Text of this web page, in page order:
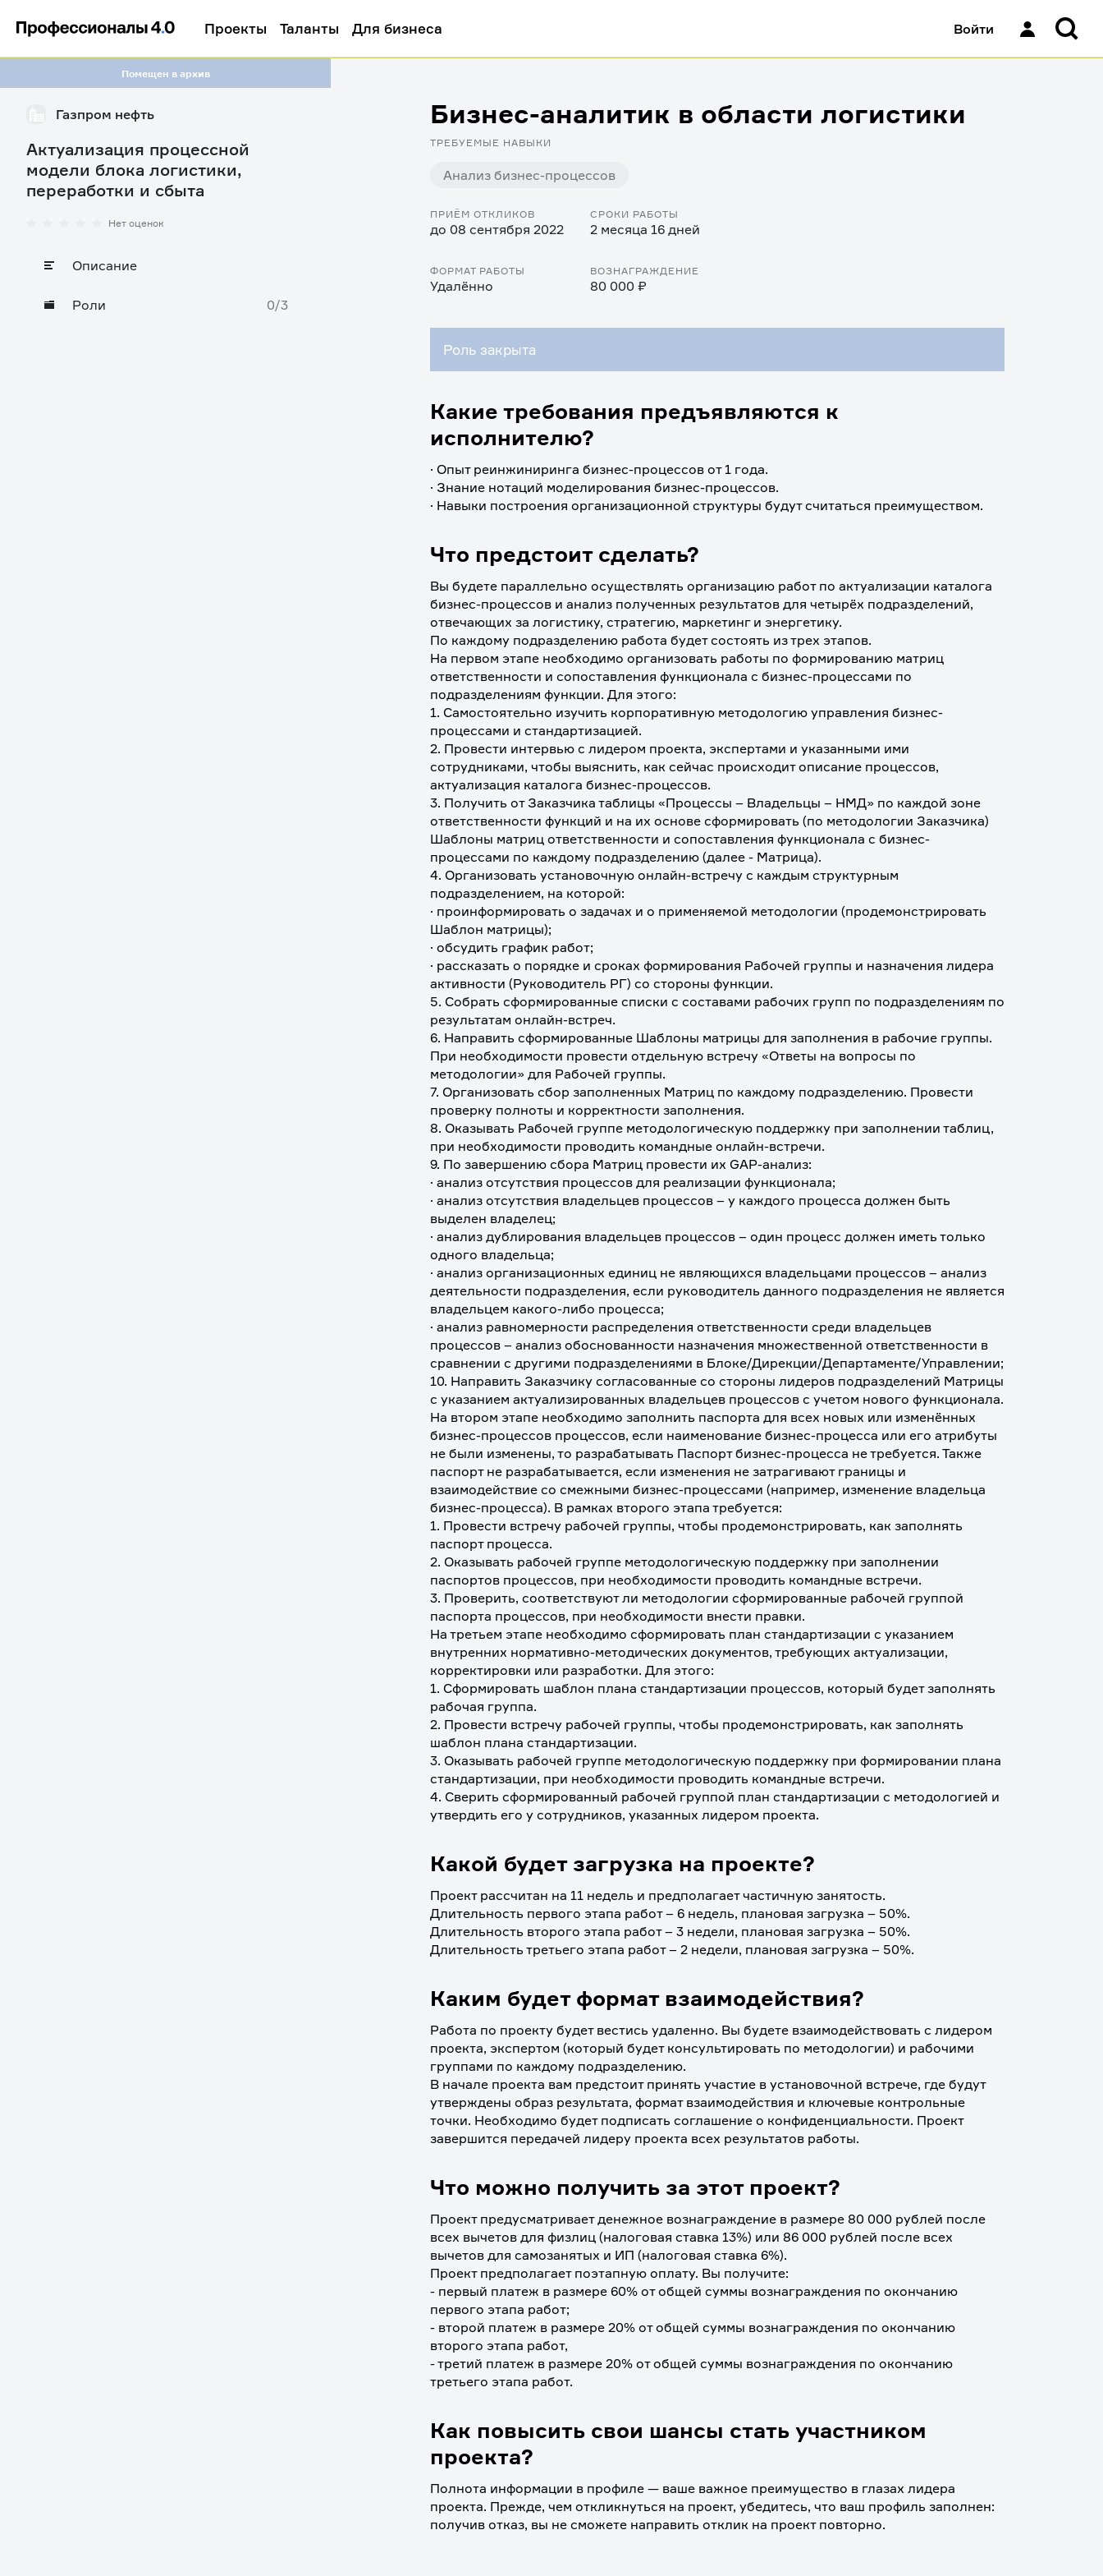
Проекты Таланты Для бизнеса Войти
Помещен в архив
Газпром нефть
Актуализация процессной
модели блока логистики,
переработки и сбыта
Нет оценок
Описание
Роли 0/3
Бизнес-аналитик в области логистики
ТРЕБУЕМЫЕ НАВЫКИ
Анализ бизнес-процессов
ПРИЁМ ОТКЛИКОВ
до 08 сентября 2022
СРОКИ РАБОТЫ
2 месяца 16 дней
ФОРМАТ РАБОТЫ
Удалённо
ВОЗНАГРАЖДЕНИЕ
80 000 ₽
Роль закрыта
Какие требования предъявляются к
исполнителю?
· Опыт реинжиниринга бизнес-процессов от 1 года.
· Знание нотаций моделирования бизнес-процессов.
· Навыки построения организационной структуры будут считаться преимуществом.
Что предстоит сделать?
Вы будете параллельно осуществлять организацию работ по актуализации каталога
бизнес-процессов и анализ полученных результатов для четырёх подразделений,
отвечающих за логистику, стратегию, маркетинг и энергетику.
По каждому подразделению работа будет состоять из трех этапов.
На первом этапе необходимо организовать работы по формированию матриц
ответственности и сопоставления функционала с бизнес-процессами по
подразделениям функции. Для этого:
1. Самостоятельно изучить корпоративную методологию управления бизнес-
процессами и стандартизацией.
2. Провести интервью с лидером проекта, экспертами и указанными ими
сотрудниками, чтобы выяснить, как сейчас происходит описание процессов,
актуализация каталога бизнес-процессов.
3. Получить от Заказчика таблицы «Процессы – Владельцы – НМД» по каждой зоне
ответственности функций и на их основе сформировать (по методологии Заказчика)
Шаблоны матриц ответственности и сопоставления функционала с бизнес-
процессами по каждому подразделению (далее - Матрица).
4. Организовать установочную онлайн-встречу с каждым структурным
подразделением, на которой:
· проинформировать о задачах и о применяемой методологии (продемонстрировать
Шаблон матрицы);
· обсудить график работ;
· рассказать о порядке и сроках формирования Рабочей группы и назначения лидера
активности (Руководитель РГ) со стороны функции.
5. Собрать сформированные списки с составами рабочих групп по подразделениям по
результатам онлайн-встреч.
6. Направить сформированные Шаблоны матрицы для заполнения в рабочие группы.
При необходимости провести отдельную встречу «Ответы на вопросы по
методологии» для Рабочей группы.
7. Организовать сбор заполненных Матриц по каждому подразделению. Провести
проверку полноты и корректности заполнения.
8. Оказывать Рабочей группе методологическую поддержку при заполнении таблиц,
при необходимости проводить командные онлайн-встречи.
9. По завершению сбора Матриц провести их GAP-анализ:
· анализ отсутствия процессов для реализации функционала;
· анализ отсутствия владельцев процессов – у каждого процесса должен быть
выделен владелец;
· анализ дублирования владельцев процессов – один процесс должен иметь только
одного владельца;
· анализ организационных единиц не являющихся владельцами процессов – анализ
деятельности подразделения, если руководитель данного подразделения не является
владельцем какого-либо процесса;
· анализ равномерности распределения ответственности среди владельцев
процессов – анализ обоснованности назначения множественной ответственности в
сравнении с другими подразделениями в Блоке/Дирекции/Департаменте/Управлении;
10. Направить Заказчику согласованные со стороны лидеров подразделений Матрицы
с указанием актуализированных владельцев процессов с учетом нового функционала.
На втором этапе необходимо заполнить паспорта для всех новых или изменённых
бизнес-процессов процессов, если наименование бизнес-процесса или его атрибуты
не были изменены, то разрабатывать Паспорт бизнес-процесса не требуется. Также
паспорт не разрабатывается, если изменения не затрагивают границы и
взаимодействие со смежными бизнес-процессами (например, изменение владельца
бизнес-процесса). В рамках второго этапа требуется:
1. Провести встречу рабочей группы, чтобы продемонстрировать, как заполнять
паспорт процесса.
2. Оказывать рабочей группе методологическую поддержку при заполнении
паспортов процессов, при необходимости проводить командные встречи.
3. Проверить, соответствуют ли методологии сформированные рабочей группой
паспорта процессов, при необходимости внести правки.
На третьем этапе необходимо сформировать план стандартизации с указанием
внутренних нормативно-методических документов, требующих актуализации,
корректировки или разработки. Для этого:
1. Сформировать шаблон плана стандартизации процессов, который будет заполнять
рабочая группа.
2. Провести встречу рабочей группы, чтобы продемонстрировать, как заполнять
шаблон плана стандартизации.
3. Оказывать рабочей группе методологическую поддержку при формировании плана
стандартизации, при необходимости проводить командные встречи.
4. Сверить сформированный рабочей группой план стандартизации с методологией и
утвердить его у сотрудников, указанных лидером проекта.
Какой будет загрузка на проекте?
Проект рассчитан на 11 недель и предполагает частичную занятость.
Длительность первого этапа работ – 6 недель, плановая загрузка – 50%.
Длительность второго этапа работ – 3 недели, плановая загрузка – 50%.
Длительность третьего этапа работ – 2 недели, плановая загрузка – 50%.
Каким будет формат взаимодействия?
Работа по проекту будет вестись удаленно. Вы будете взаимодействовать с лидером
проекта, экспертом (который будет консультировать по методологии) и рабочими
группами по каждому подразделению.
В начале проекта вам предстоит принять участие в установочной встрече, где будут
утверждены образ результата, формат взаимодействия и ключевые контрольные
точки. Необходимо будет подписать соглашение о конфиденциальности. Проект
завершится передачей лидеру проекта всех результатов работы.
Что можно получить за этот проект?
Проект предусматривает денежное вознаграждение в размере 80 000 рублей после
всех вычетов для физлиц (налоговая ставка 13%) или 86 000 рублей после всех
вычетов для самозанятых и ИП (налоговая ставка 6%).
Проект предполагает поэтапную оплату. Вы получите:
- первый платеж в размере 60% от общей суммы вознаграждения по окончанию
первого этапа работ;
- второй платеж в размере 20% от общей суммы вознаграждения по окончанию
второго этапа работ,
- третий платеж в размере 20% от общей суммы вознаграждения по окончанию
третьего этапа работ.
Как повысить свои шансы стать участником
проекта?
Полнота информации в профиле — ваше важное преимущество в глазах лидера
проекта. Прежде, чем откликнуться на проект, убедитесь, что ваш профиль заполнен:
получив отказ, вы не сможете направить отклик на проект повторно.